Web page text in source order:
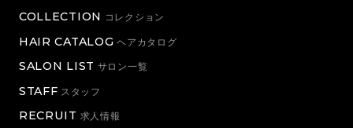
COLLECTION コレクション
HAIR CATALOG ヘアカタログ
SALON LIST サロン一覧
STAFF スタッフ
RECRUIT 求人情報